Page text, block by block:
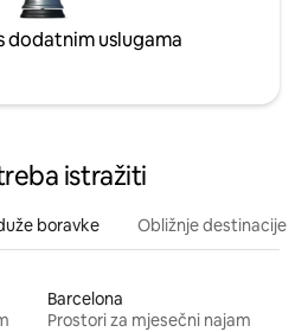
dodatnim uslugama
istražiti
boravke Obližnje destinacije
Barcelona
Prostori za mjesečni najam